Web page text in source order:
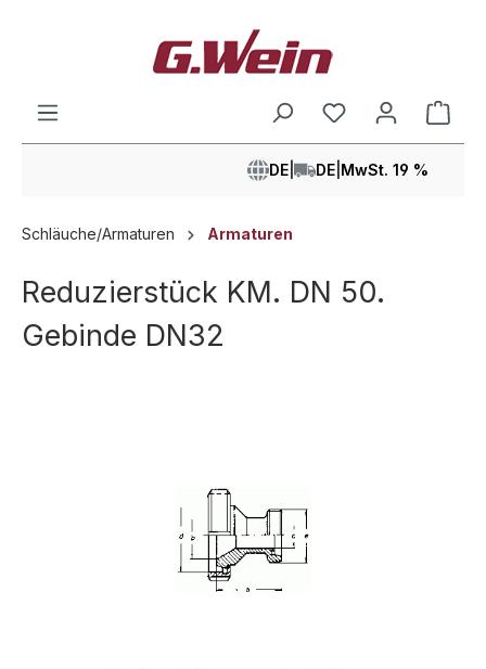
DE DE MwSt. 19 %
Schläuche/Armaturen Armaturen
Reduzierstück KM. DN 50.
Gebinde DN32